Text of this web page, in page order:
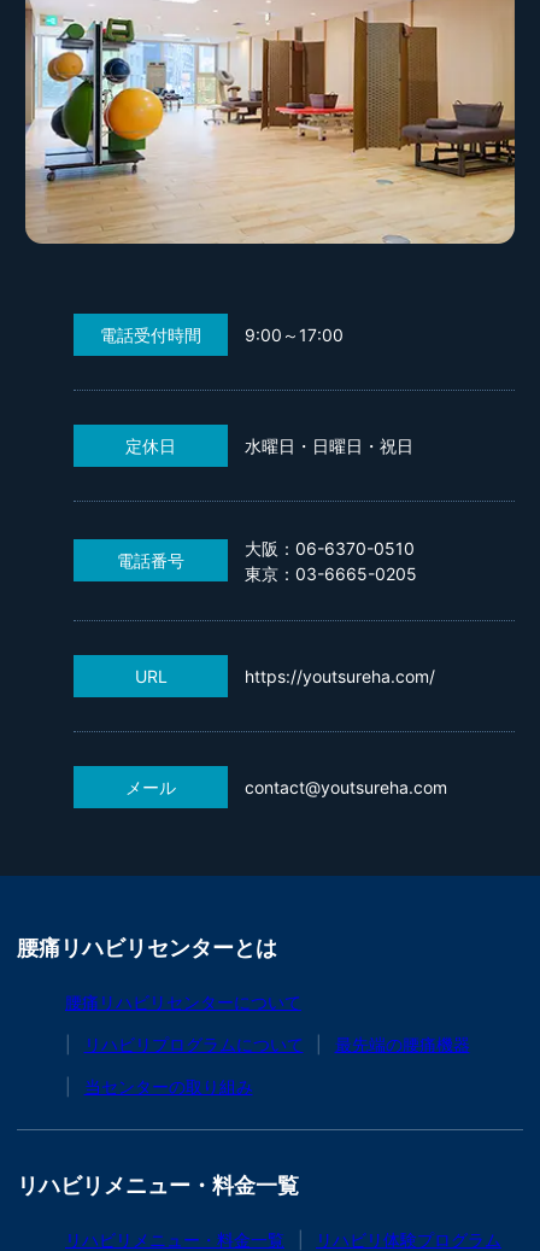
電話受付時間 9:00～17:00
定休日 水曜日・日曜日・祝日
電話番号
大阪：06-6370-0510
東京：03-6665-0205
URL https://youtsureha.com/
メール contact@youtsureha.com
腰痛リハビリセンターとは
腰痛リハビリセンターについて
リハビリプログラムについて 最先端の腰痛機器
当センターの取り組み
リハビリメニュー・料金一覧
リハビリメニュー・料金一覧 リハビリ体験プログラム